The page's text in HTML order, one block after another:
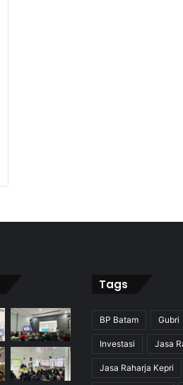
Tags
BP Batam Gubri
Investasi Jasa
Jasa Raharja Kepri